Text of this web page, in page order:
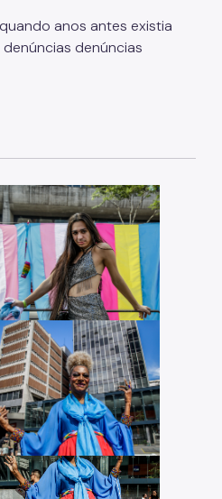
anos antes existia
denúncias